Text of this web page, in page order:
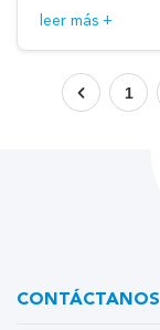
leer más +
1
CONTÁCTANOS